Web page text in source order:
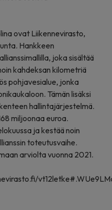
ovat Liikennevirasto,
Hankkeen
joka sisältää
kahdeksan kilometriä
pohjavesialue, jonka
Tämän lisäksi
hallintajärjestelmä.
miljoonaa euroa.
ja kestää noin
toteutusvaihe.
arviolta vuonna 2021.